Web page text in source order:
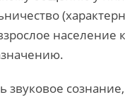
население